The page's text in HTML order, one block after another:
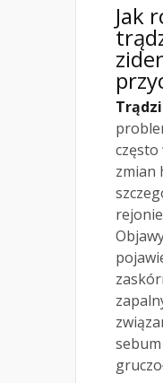
Jak
często
zmian